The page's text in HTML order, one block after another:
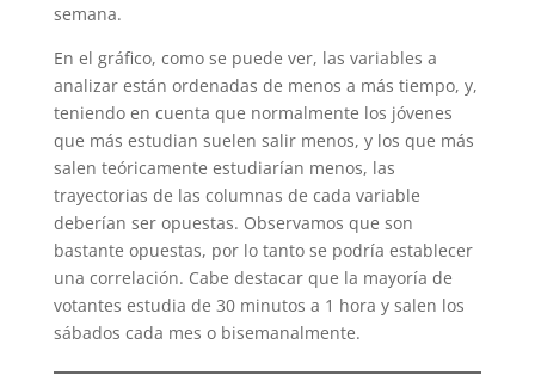
semana.
En el gráfico, como se puede ver, las variables a
analizar están ordenadas de menos a más tiempo, y,
teniendo en cuenta que normalmente los jóvenes
que más estudian suelen salir menos, y los que más
salen teóricamente estudiarían menos, las
trayectorias de las columnas de cada variable
deberían ser opuestas. Observamos que son
bastante opuestas, por lo tanto se podría establecer
una correlación. Cabe destacar que la mayoría de
votantes estudia de 30 minutos a 1 hora y salen los
sábados cada mes o bisemanalmente.